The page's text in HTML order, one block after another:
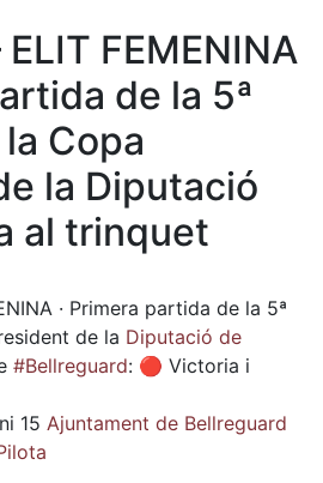
ELIT FEMENINA
de la 5ª
Copa
la Diputació
al trinquet
· Primera partida de la 5ª
de la Diputació de
#Bellreguard: 🔴 Victoria i
15 Ajuntament de Bellreguard